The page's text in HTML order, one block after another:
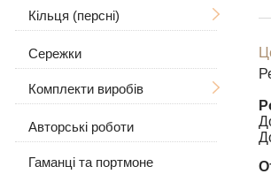
Великі / Товсті
Жіночі
З камінням
Кам'яні
Шкіряні
Шкіра зі сріблом
Ручна в'язка
Рамзес
Бісмарк
Якірне (якір) з гранями
Панцирне (Панцир)
Лиття
Кільця (персні)
Чоловічі
З черепом
З вовком
З камінням
Жіночі
З камінням
Без каменів
Сережки
Комплекти виробів
Сережки і кільце
Ланцюжок з підвіскою
Авторські роботи
Гаманці та портмоне